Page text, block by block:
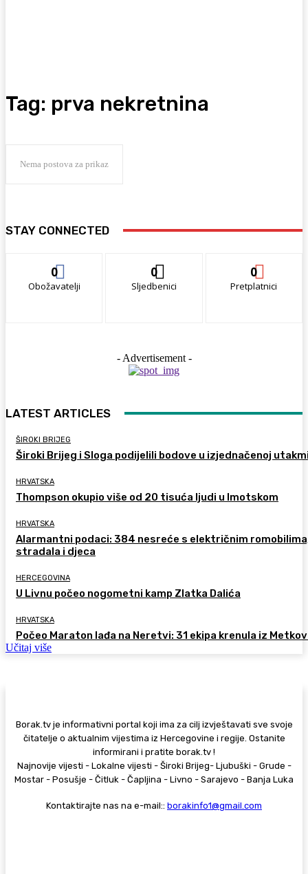
Tag: prva nekretnina
Nema postova za prikaz
STAY CONNECTED
0
Obožavatelji
0
Sljedbenici
0
Pretplatnici
- Advertisement -
LATEST ARTICLES
ŠIROKI BRIJEG
Široki Brijeg i Sloga podijelili bodove u izjednačenoj
HRVATSKA
Thompson okupio više od 20 tisuća ljudi u Imotskom
HRVATSKA
Alarmantni podaci: 384 nesreće s električnim
stradala i djeca
HERCEGOVINA
U Livnu počeo nogometni kamp Zlatka Dalića
HRVATSKA
Počeo Maraton lađa na Neretvi: 31 ekipa krenula iz
Učitaj više
Borak.tv je informativni portal koji ima za cilj izvještavati sve svoje
čitatelje o aktualnim vijestima iz Hercegovine i regije. Ostanite
informirani i pratite borak.tv !
Najnovije vijesti - Lokalne vijesti - Široki Brijeg- Ljubuški - Grude -
Mostar - Posušje - Čitluk - Čapljina - Livno - Sarajevo - Banja Luka
Kontaktirajte nas na e-mail:: borakinfo1@gmail.com